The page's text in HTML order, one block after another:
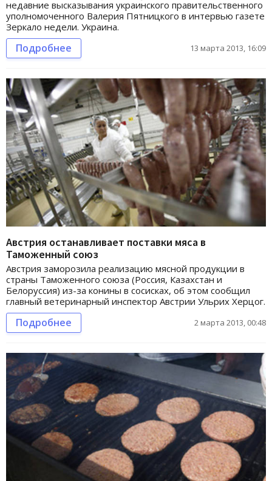
недавние высказывания украинского правительственного
уполномоченного Валерия Пятницкого в интервью газете
Зеркало недели. Украина.
Подробнее 13 марта 2013, 16:09
Австрия останавливает поставки мяса в
Таможенный союз
Австрия заморозила реализацию мясной продукции в
страны Таможенного союза (Россия, Казахстан и
Белоруссия) из-за конины в сосисках, об этом сообщил
главный ветеринарный инспектор Австрии Ульрих Херцог.
Подробнее 2 марта 2013, 00:48